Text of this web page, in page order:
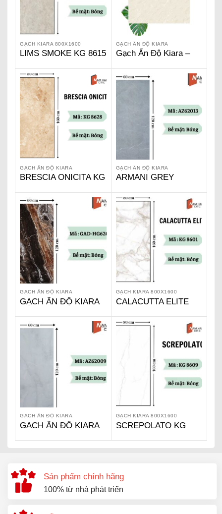
GẠCH KIARA 800X1600
LIMS SMOKE KG 8615
GẠCH ẤN ĐỘ KIARA
Gạch Ấn Độ Kiara –
GẠCH ẤN ĐỘ KIARA
BRESCIA ONICITA KG
GẠCH ẤN ĐỘ KIARA
ARMANI GREY
GẠCH ẤN ĐỘ KIARA
GẠCH ẤN ĐỘ KIARA
GẠCH KIARA 800X1600
CALACUTTA ELITE
GẠCH ẤN ĐỘ KIARA
GẠCH ẤN ĐỘ KIARA
GẠCH KIARA 800X1600
SCREPOLATO KG
Sản phẩm chính hãng
100% từ nhà phát triển